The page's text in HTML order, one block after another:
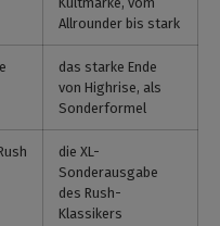
Allrounder bis stark
das starke Ende
von Highrise, als
Sonderformel
die XL-
Sonderausgabe
des Rush-
Klassikers